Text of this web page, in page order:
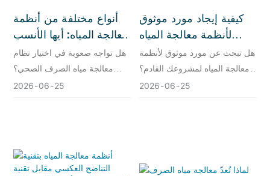
أنواع مختلفة من أنظمة
معالجة المياه: أيها الأنسب
لك؟
هل تواجه صعوبة في اختيار نظام
معالجة مياه الصرف الصحي؟
اكتشف الأنواع المختلفة من
2026 06 25
كيفية إيجاد مورد موثوق
لأنظمة معالجة المياه
لمشروعك
هل تبحث عن مورد موثوق لأنظمة
معالجة المياه لمشروعك القادم؟
تعرّف على ما يجب تقييمه قبل
2026 06 25